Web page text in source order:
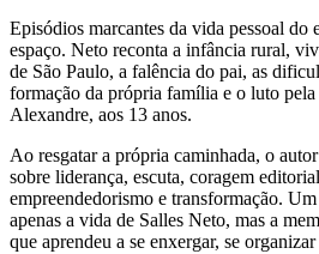
Episódios marcantes da vida pessoal do
espaço. Neto reconta a infância rural,
de São Paulo, a falência do pai, as
formação da própria família e o luto
Alexandre, aos 13 anos.
Ao resgatar a própria caminhada, o
sobre liderança, escuta, coragem
empreendedorismo e transformação.
apenas a vida de Salles Neto, mas a
que aprendeu a se enxergar, se